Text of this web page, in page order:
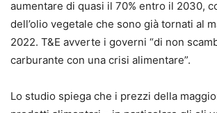
aumentare di quasi il 70% entro il 2030,
dell’olio vegetale che sono già tornati al
2022. T&E avverte i governi “di non
carburante con una crisi alimentare”.
Lo studio spiega che i prezzi della